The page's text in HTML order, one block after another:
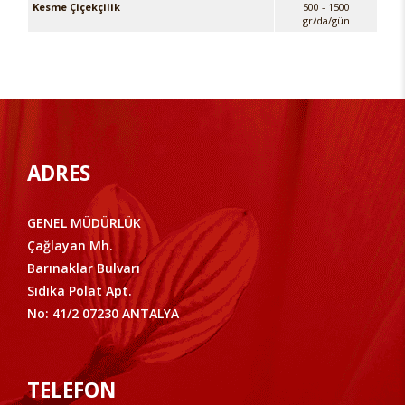
Kesme Çiçekçilik
500 - 1500
gr/da/gün
ADRES
GENEL MÜDÜRLÜK
Çağlayan Mh.
Barınaklar Bulvarı
Sıdıka Polat Apt.
No: 41/2 07230 ANTALYA
TELEFON